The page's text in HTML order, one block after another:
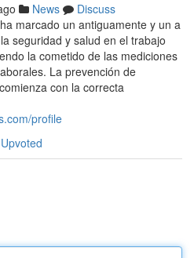
News
Discuss
marcado un antiguamente y un a
seguridad y salud en el trabajo
la cometido de las mediciones
La prevención de
con la correcta
profile